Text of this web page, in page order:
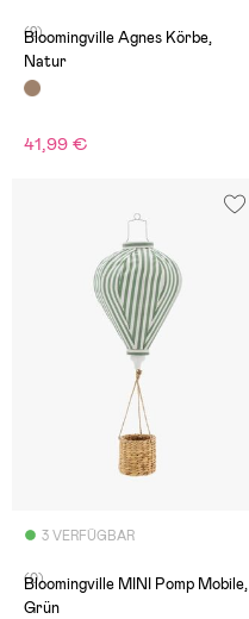
(2)
Bloomingville Agnes Körbe,
Natur
41,99 €
3 VERFÜGBAR
(0)
Bloomingville MINI Pomp Mobile,
Grün